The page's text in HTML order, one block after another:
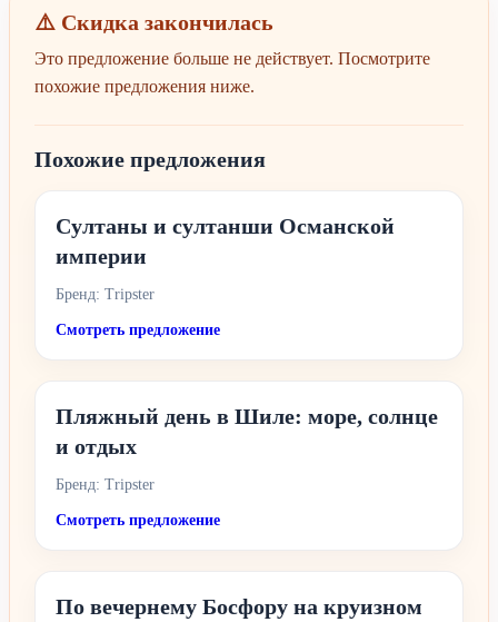
⚠️ Скидка закончилась
Это предложение больше не действует. Посмотрите
похожие предложения ниже.
Похожие предложения
Султаны и султанши Османской
империи
Бренд: Tripster
Смотреть предложение
Пляжный день в Шиле: море, солнце
и отдых
Бренд: Tripster
Смотреть предложение
По вечернему Босфору на круизном